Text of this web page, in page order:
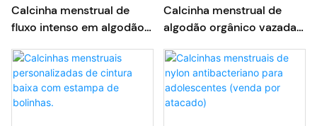
Calcinha menstrual de
fluxo intenso em algodão e
Calcinha menstrual de
algodão orgânico vazada
por atacado)